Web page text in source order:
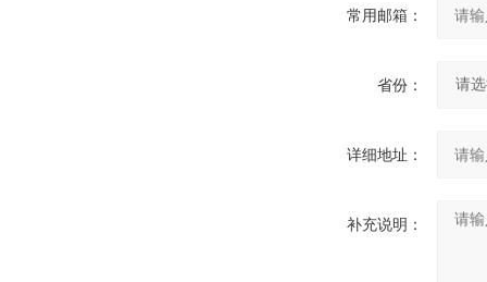
常用邮箱：
省份：
详细地址：
补充说明：